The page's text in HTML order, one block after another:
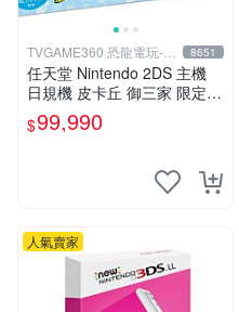
TVGAME360 恐龍電玩-台
中店
8651
任天堂 Nintendo 2DS 主機
日規機 皮卡丘 御三家 限定主
機 (附原廠充電器+保護貼)
【台中恐龍電玩】
$99,990
人氣賣家